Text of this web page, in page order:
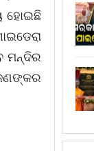
ହୋଇଛି
ମନ୍ଦିର